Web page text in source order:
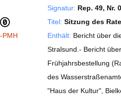
PMH
Signatur: Rep. 49, Nr.
Titel: Sitzung des
Enthält: Bericht über
Stralsund.- Bericht
Frühjahrsbestellung
des
"Haus der Kultur",